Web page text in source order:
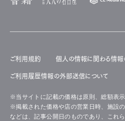
ご利用規約 個人の情報に関わる情報
ご利用履歴情報の外部送信について
※当サイトに記載の価格は原則、総額表示
※掲載された価格や店の営業日時、施設
などは、記事公開日のものであり、これ